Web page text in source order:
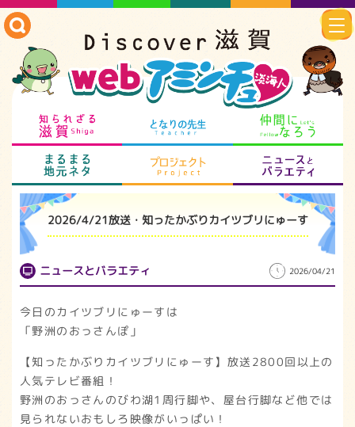
知られざる滋賀 となりの先生
まるまる地元ネタ プロジェクト
2026/4/21放送・知ったかぶりカイツブリにゅーす
ニュースとバラエティ 2026/04/21
今日のカイツブリにゅーすは
「野洲のおっさんぽ」
【知ったかぶりカイツブリにゅーす】放送2800回以上の
人気テレビ番組！
野洲のおっさんのびわ湖1周行脚や、屋台行脚など他では
見られないおもしろ映像がいっぱい！